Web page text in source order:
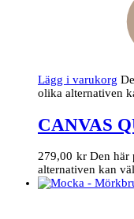
Lägg i varukorg
olika alternativen
CANVAS
279,00 kr Den här
alternativen kan